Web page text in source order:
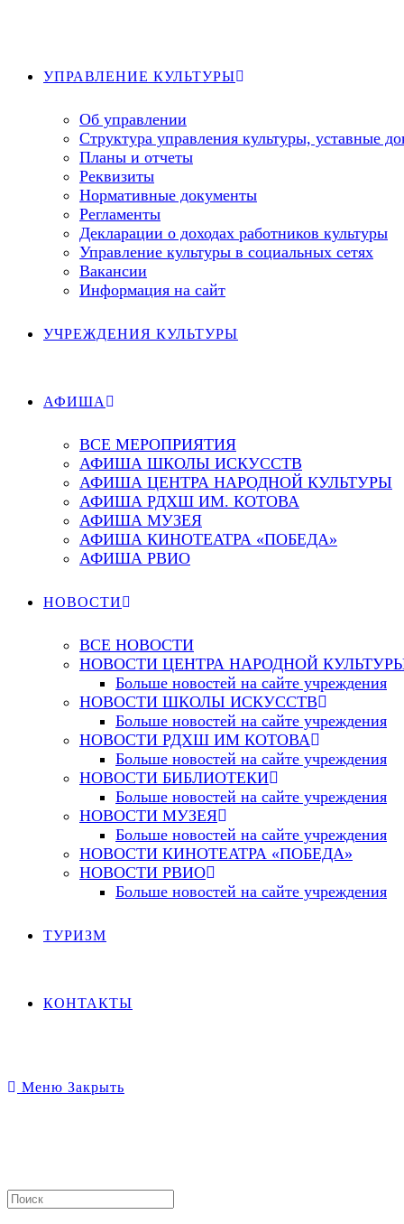
УПРАВЛЕНИЕ КУЛЬТУРЫ
Об управлении
Структура управления культуры, уставные
Планы и отчеты
Реквизиты
Нормативные документы
Регламенты
Декларации о доходах работников культуры
Управление культуры в социальных сетях
Вакансии
Информация на сайт
УЧРЕЖДЕНИЯ КУЛЬТУРЫ
АФИША
ВСЕ МЕРОПРИЯТИЯ
АФИША ШКОЛЫ ИСКУССТВ
АФИША ЦЕНТРА НАРОДНОЙ КУЛЬТУРЫ
АФИША РДХШ ИМ. КОТОВА
АФИША МУЗЕЯ
АФИША КИНОТЕАТРА «ПОБЕДА»
АФИША РВИО
НОВОСТИ
ВСЕ НОВОСТИ
НОВОСТИ ЦЕНТРА НАРОДНОЙ
Больше новостей на сайте учреждения
НОВОСТИ ШКОЛЫ ИСКУССТВ
Больше новостей на сайте учреждения
НОВОСТИ РДХШ ИМ КОТОВА
Больше новостей на сайте учреждения
НОВОСТИ БИБЛИОТЕКИ
Больше новостей на сайте учреждения
НОВОСТИ МУЗЕЯ
Больше новостей на сайте учреждения
НОВОСТИ КИНОТЕАТРА «ПОБЕДА»
НОВОСТИ РВИО
Больше новостей на сайте учреждения
ТУРИЗМ
КОНТАКТЫ
Меню Закрыть
Search